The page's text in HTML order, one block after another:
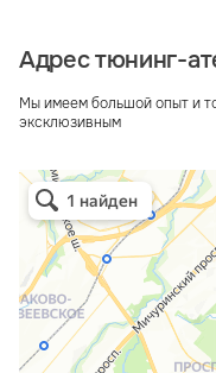
Адрес тюнинг-
Мы имеем большой опыт и
эксклюзивным